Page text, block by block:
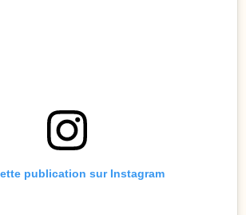
publication sur Instagram